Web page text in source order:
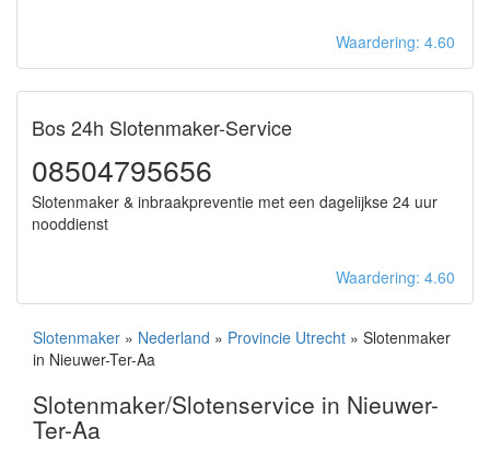
Waardering: 4.60
Bos 24h Slotenmaker-Service
08504795656
Slotenmaker & inbraakpreventie met een dagelijkse 24 uur
nooddienst
Waardering: 4.60
Slotenmaker » Nederland » Provincie Utrecht » Slotenmaker
in Nieuwer-Ter-Aa
Slotenmaker/Slotenservice in Nieuwer-
Ter-Aa